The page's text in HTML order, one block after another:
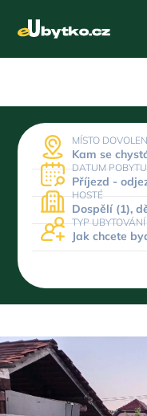
MÍSTO
Kam se
DATUM POBYTU
Příjezd -
HOSTÉ
Dospělí (1),
TYP UBYTOVÁNÍ
Jak chcete